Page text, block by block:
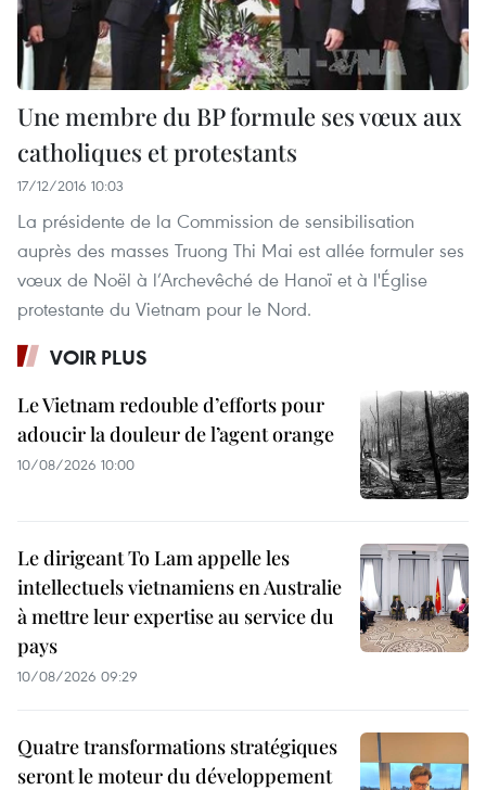
Une membre du BP formule ses vœux aux
catholiques et protestants
17/12/2016 10:03
La présidente de la Commission de sensibilisation
auprès des masses Truong Thi Mai est allée formuler ses
vœux de Noël à l’Archevêché de Hanoï et à l'Église
protestante du Vietnam pour le Nord.
VOIR PLUS
Le Vietnam redouble d’efforts pour
adoucir la douleur de l’agent orange
10/08/2026 10:00
Le dirigeant To Lam appelle les
intellectuels vietnamiens en Australie
à mettre leur expertise au service du
pays
10/08/2026 09:29
Quatre transformations stratégiques
seront le moteur du développement